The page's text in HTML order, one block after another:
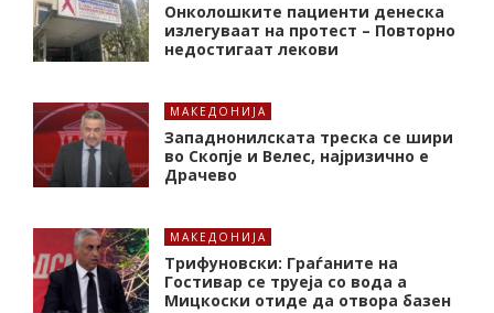
Онколошките пациенти денеска
излегуваат на протест – Повторно
недостигаат лекови
МАКЕДОНИЈА
Западнонилската треска се шири
во Скопје и Велес, најризично е
Драчево
МАКЕДОНИЈА
Трифуновски: Граѓаните на
Гостивар се труеја со вода а
Мицкоски отиде да отвора базен